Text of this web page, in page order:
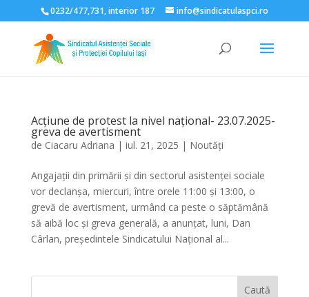
Deschide bara de unelte
0232/477,731, interior 187 info@sindicatulaspci.ro
Acțiune de protest la nivel național- 23.07.2025-
greva de avertisment
de Ciacaru Adriana | iul. 21, 2025 | Noutăți
Angajații din primării și din sectorul asistenței sociale
vor declanșa, miercuri, între orele 11:00 și 13:00, o
grevă de avertisment, urmând ca peste o săptămână
să aibă loc și greva generală, a anunțat, luni, Dan
Cârlan, președintele Sindicatului Național al...
Caută